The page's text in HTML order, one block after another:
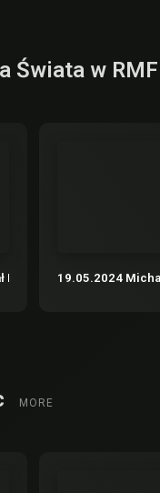
Świata w
Rusinek – “Nadbagaż” –
19.05.2024
MORE